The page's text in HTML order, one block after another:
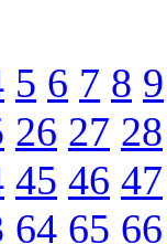
5 6 7 8 9
26 27 28
45 46 47
64 65 66